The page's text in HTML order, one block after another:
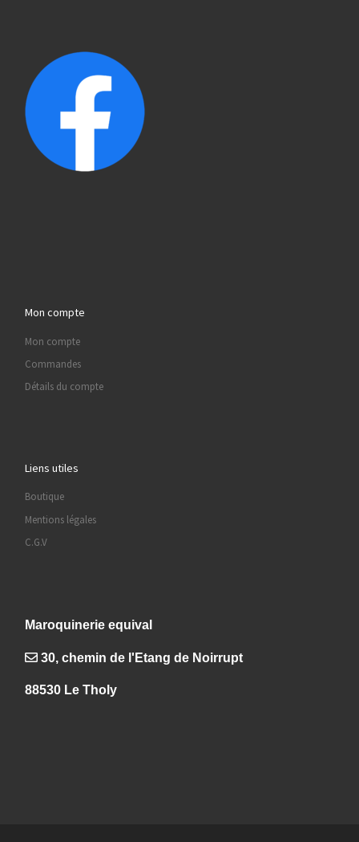
Mon compte
Mon compte
Commandes
Détails du compte
Liens utiles
Boutique
Mentions légales
C.G.V
Maroquinerie equival
30, chemin de l'Etang de Noirrupt
88530 Le Tholy